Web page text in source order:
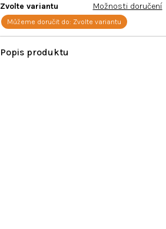
Zvolte variantu
Můžeme doručit do: Zvolte variantu
Možnosti doručení